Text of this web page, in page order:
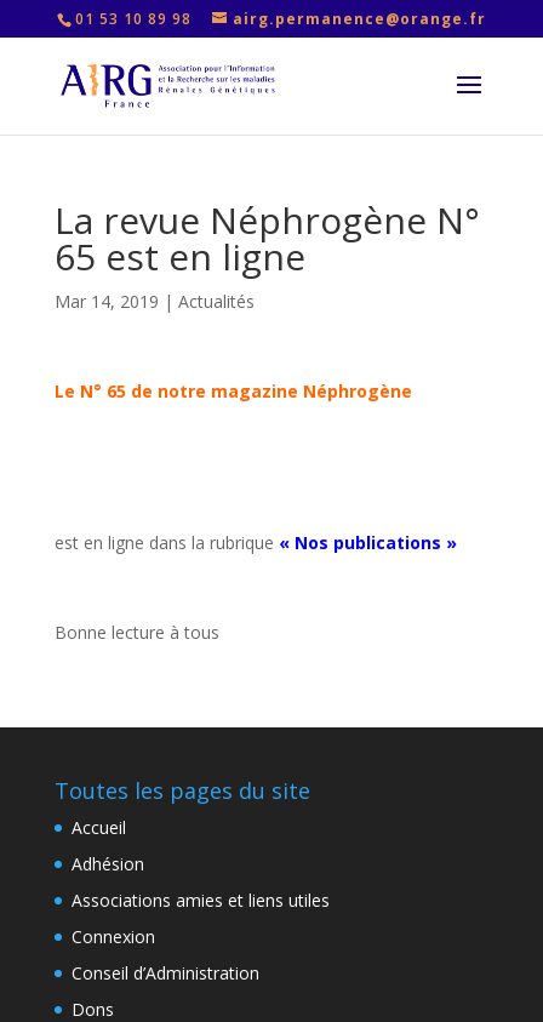
01 53 10 89 98 airg.permanence@orange.fr
La revue Néphrogène N°
65 est en ligne
Mar 14, 2019 | Actualités
Le N° 65 de notre magazine Néphrogène
est en ligne dans la rubrique « Nos publications »
Bonne lecture à tous
Toutes les pages du site
Accueil
Adhésion
Associations amies et liens utiles
Connexion
Conseil d’Administration
Dons